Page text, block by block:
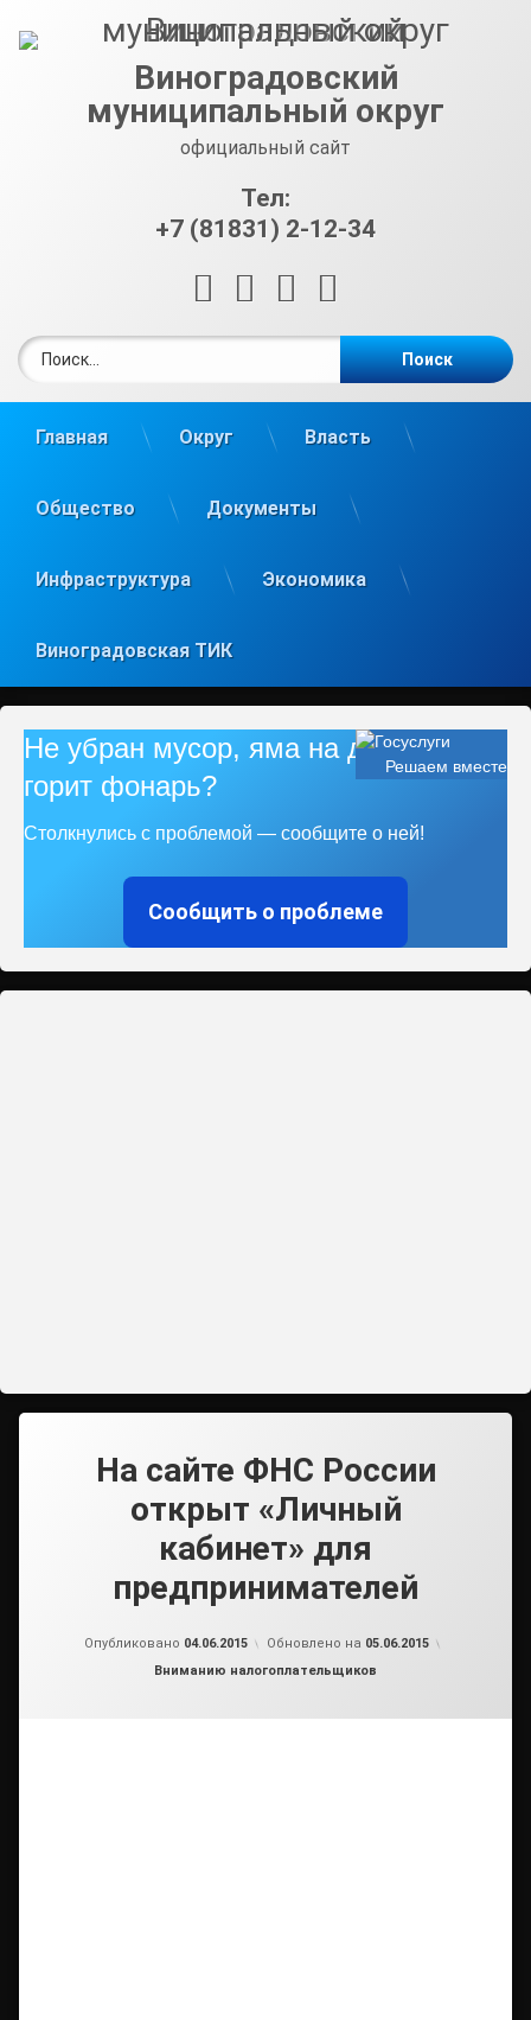
Виноградовский
муниципальный округ
официальный сайт
Тел:
+7 (81831) 2-12-34
RSS E-mailВКонтакте
Главная Округ Власть
Общество Документы
Инфраструктура Экономика
Виноградовская ТИК
Решаем вместе
Не убран мусор, яма на дороге, не
горит фонарь?
Столкнулись с проблемой — сообщите о ней!
Сообщить о проблеме
На сайте ФНС России
открыт «Личный
кабинет» для
предпринимателей
Опубликовано 04.06.2015 Обновлено на 05.06.2015
Рубрики:
Вниманию налогоплательщиков